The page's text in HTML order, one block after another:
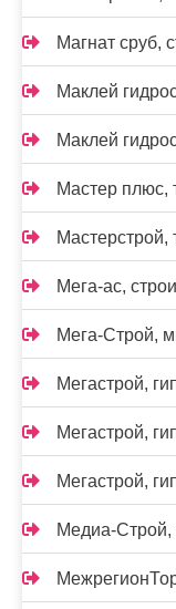
Магнат сруб,
Маклей
Маклей
Мастер плюс,
Мастерстрой,
Мега-ас,
Мега-Строй,
Мегастрой,
Мегастрой,
Мегастрой,
Медиа-Строй,